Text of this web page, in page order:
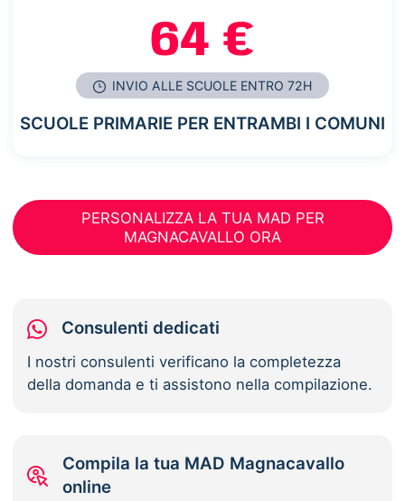
64 €
INVIO ALLE SCUOLE ENTRO 72H
SCUOLE PRIMARIE PER ENTRAMBI I COMUNI
PERSONALIZZA LA TUA MAD PER
MAGNACAVALLO ORA
Consulenti dedicati
I nostri consulenti verificano la completezza
della domanda e ti assistono nella compilazione.
Compila la tua MAD Magnacavallo
online